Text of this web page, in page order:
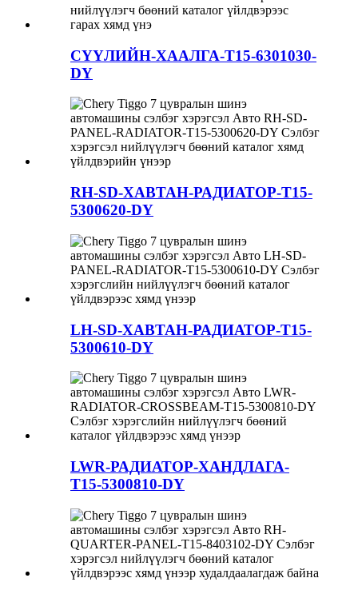
СҮҮЛИЙН-ХААЛГА-T15-6301030-
DY
RH-SD-ХАВТАН-РАДИАТОР-T15-
5300620-DY
LH-SD-ХАВТАН-РАДИАТОР-T15-
5300610-DY
LWR-РАДИАТОР-ХАНДЛАГА-
T15-5300810-DY